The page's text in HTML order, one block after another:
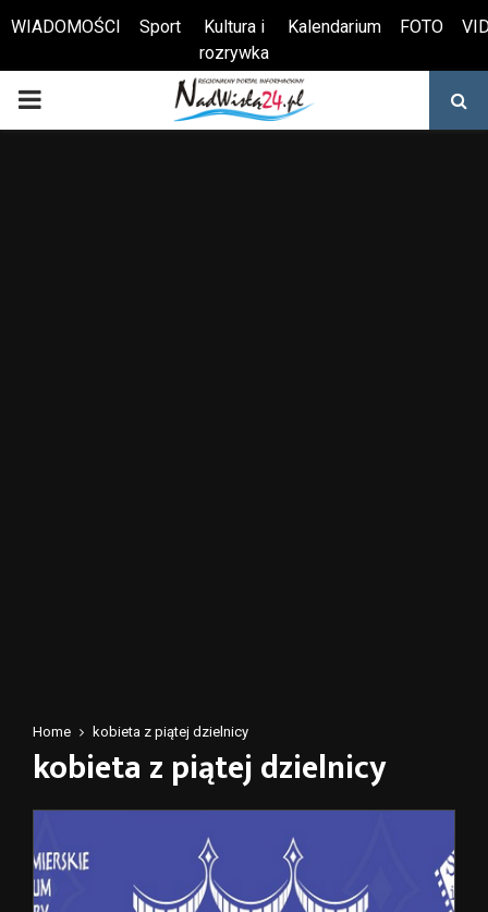
Otwórz pasek narzędzi
WIADOMOŚCI Sport
Kultura i
rozrywka
Kalendarium FOTO
PRIMARY
Home kobieta z piątej dzielnicy
kobieta z piątej dzielnicy